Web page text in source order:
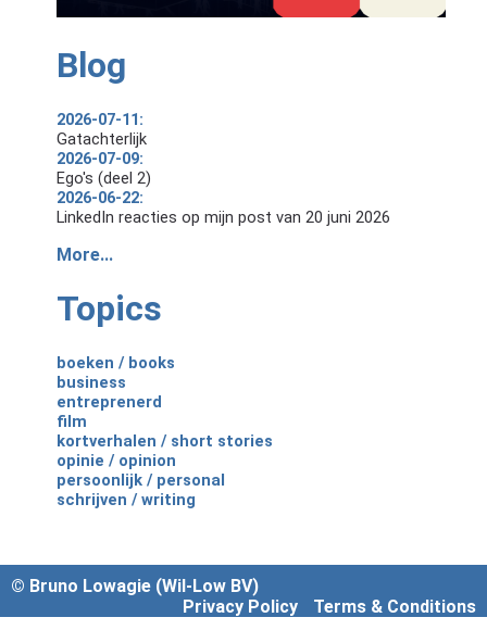
Blog
2026-07-11:
Gatachterlijk
2026-07-09:
Ego's (deel 2)
2026-06-22:
LinkedIn reacties op mijn post van 20 juni 2026
More...
Topics
boeken / books
business
entreprenerd
film
kortverhalen / short stories
opinie / opinion
persoonlijk / personal
schrijven / writing
© Bruno Lowagie (Wil-Low BV)
Privacy Policy
Terms & Conditions